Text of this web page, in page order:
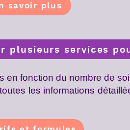
savoir plus
plusieurs services
en fonction du nombre de
les informations